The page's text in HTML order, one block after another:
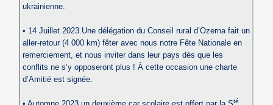
ukrainienne.
• 14 Juillet 2023.Une délégation du Conseil rural d’Ozerna fait un
aller-retour (4 000 km) fêter avec nous notre Fête Nationale en
remerciement, et nous inviter dans leur pays dès que les
conflits ne s’y opposeront plus ! À cette occasion une charte
d’Amitié est signée.
té